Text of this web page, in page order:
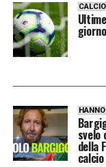
svelo
della
calcio